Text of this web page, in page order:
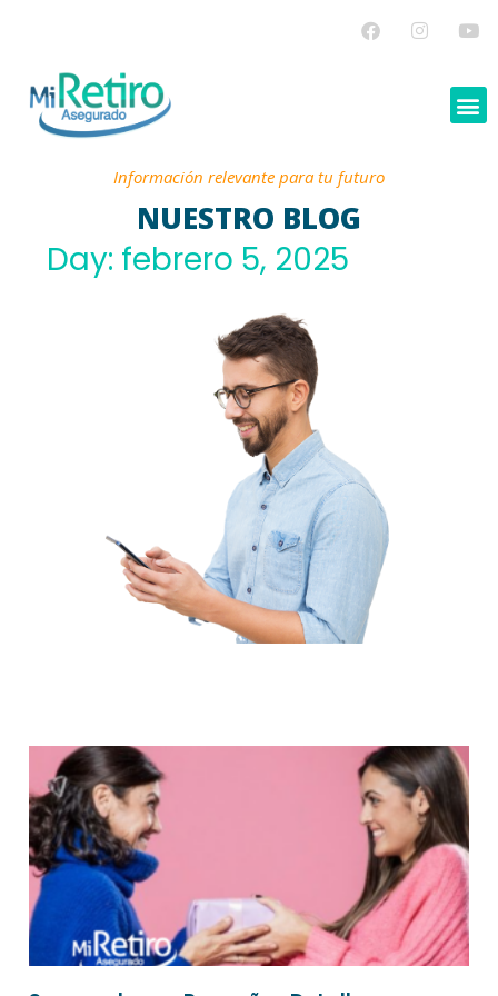
Información relevante para tu futuro
NUESTRO BLOG
Day: febrero 5, 2025